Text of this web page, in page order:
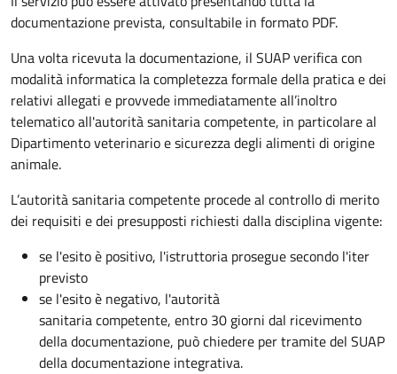
documentazione prevista, consultabile in formato PDF.
Una volta ricevuta la documentazione, il SUAP verifica con
modalità informatica la completezza formale della pratica e dei
relativi allegati e provvede immediatamente all’inoltro
telematico all'autorità sanitaria competente, in particolare al
Dipartimento veterinario e sicurezza degli alimenti di origine
animale.
L’autorità sanitaria competente procede al controllo di merito
dei requisiti e dei presupposti richiesti dalla disciplina vigente:
se l'esito è positivo, l'istruttoria prosegue secondo l'iter
previsto
se l'esito è negativo, l'autorità
sanitaria competente, entro 30 giorni dal ricevimento
della documentazione, può chiedere per tramite del SUAP
della documentazione integrativa.